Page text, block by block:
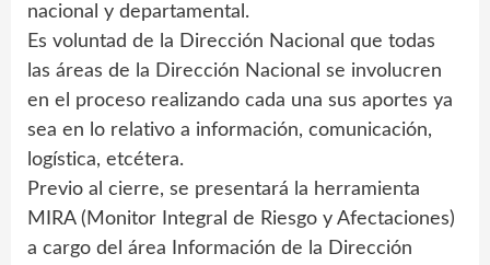
nacional y departamental.
Es voluntad de la Dirección Nacional que todas
las áreas de la Dirección Nacional se involucren
en el proceso realizando cada una sus aportes ya
sea en lo relativo a información, comunicación,
logística, etcétera.
Previo al cierre, se presentará la herramienta
MIRA (Monitor Integral de Riesgo y Afectaciones)
a cargo del área Información de la Dirección